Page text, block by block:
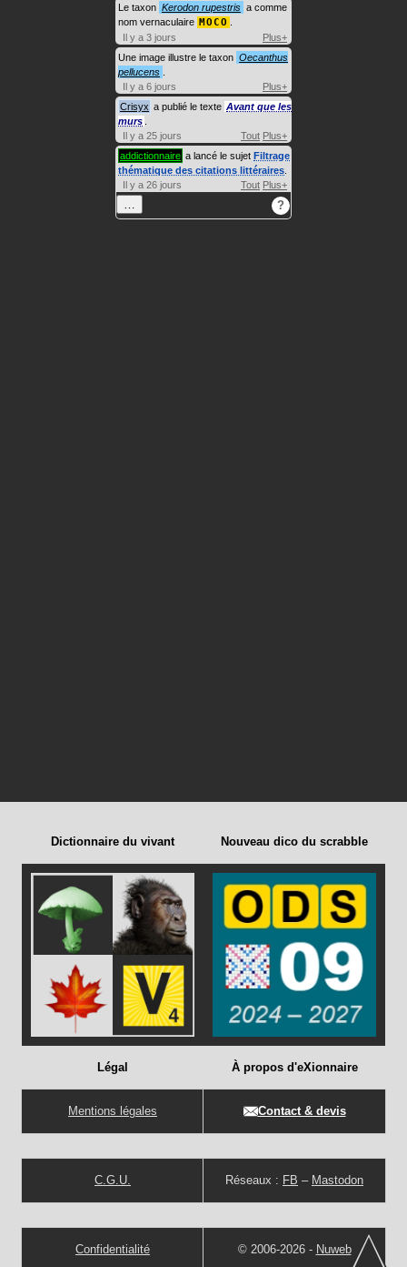
Le taxon Kerodon rupestris a comme
nom vernaculaire MOCO
Il y a 3 jours
Plus+
Une image illustre le taxon Oecanthus
pellucens
Il y a 6 jours
Plus+
Crisyx a publié le texte Avant que les
murs
Il y a 25 jours
Tout Plus+
addictionnaire a lancé le sujet Filtrage
thématique des citations littéraires
Il y a 26 jours
Tout Plus+
?
Dictionnaire du vivant Nouveau dico du scrabble
Légal
Mentions légales
C.G.U.
Confidentialité
À propos d'eXionnaire
Contact & devis
Réseaux : FB – Mastodon
© 2006-2026 - Nuweb